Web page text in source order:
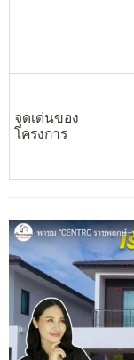
จุดเด่นของ
โครงการ